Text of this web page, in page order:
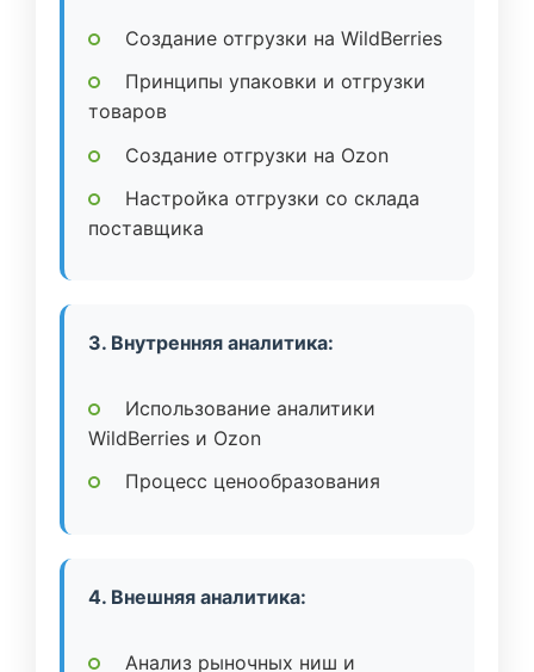
Создание отгрузки на WildBerries
Принципы упаковки и отгрузки
товаров
Создание отгрузки на Ozon
Настройка отгрузки со склада
поставщика
3. Внутренняя аналитика:
Использование аналитики
WildBerries и Ozon
Процесс ценообразования
4. Внешняя аналитика:
Анализ рыночных ниш и